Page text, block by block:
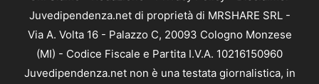
Juvedipendenza.net di proprietà di MRSHARE SRL -
Via A. Volta 16 - Palazzo C, 20093 Cologno Monzese
(MI) - Codice Fiscale e Partita I.V.A. 10216150960
Juvedipendenza.net non è una testata giornalistica, in